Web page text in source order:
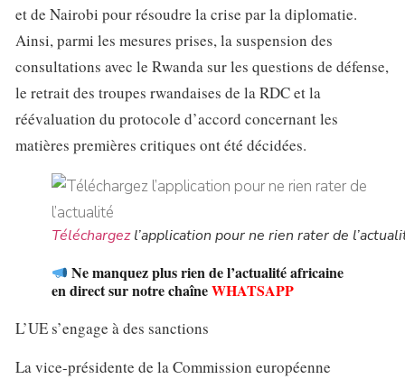
et de Nairobi pour résoudre la crise par la diplomatie.
Ainsi, parmi les mesures prises, la suspension des
consultations avec le Rwanda sur les questions de défense,
le retrait des troupes rwandaises de la RDC et la
réévaluation du protocole d’accord concernant les
matières premières critiques ont été décidées.
Téléchargezl’application pour ne rien rater de
Ne manquez plus rien de l’actualité africaine
en direct sur notre chaîneWHATSAPP
L’UE s’engage à des sanctions
La vice-présidente de la Commission européenne